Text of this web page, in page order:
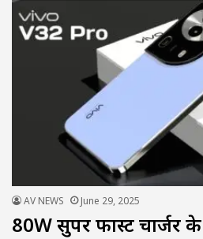
AV NEWS June 29, 2025
80W सुपर फास्ट चार्जर